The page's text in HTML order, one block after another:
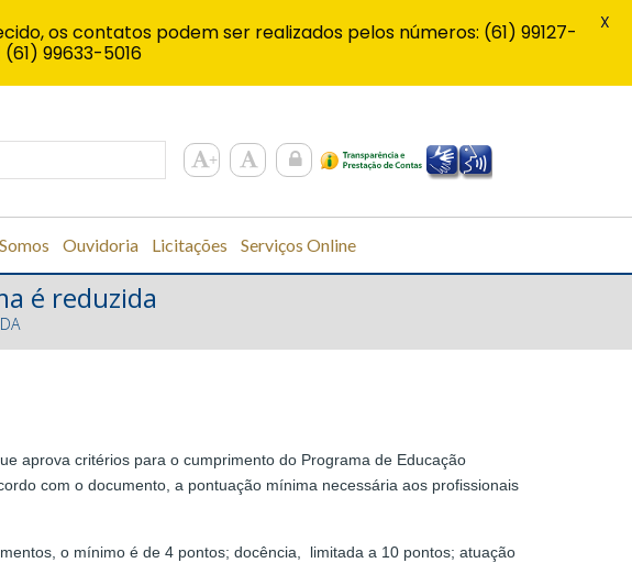
Ouvidoria Licitações Serviços Online
é reduzida
aprova critérios para o cumprimento do Programa de Educação
com o documento, a pontuação mínima necessária aos profissionais
o mínimo é de 4 pontos; docência, limitada a 10 pontos; atuação
os contatos podem ser realizados pelos números: (61) 99127-
99633-5016
X